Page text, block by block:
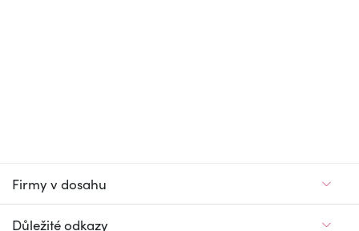
Firmy v dosahu
Důležité odkazy